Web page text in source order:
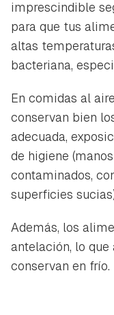
imprescindible
para que tus
altas
bacteriana,
En comidas al
conservan bien
adecuada,
de higiene
contaminados,
superficies
Además, los
antelación, lo
conservan en frío.